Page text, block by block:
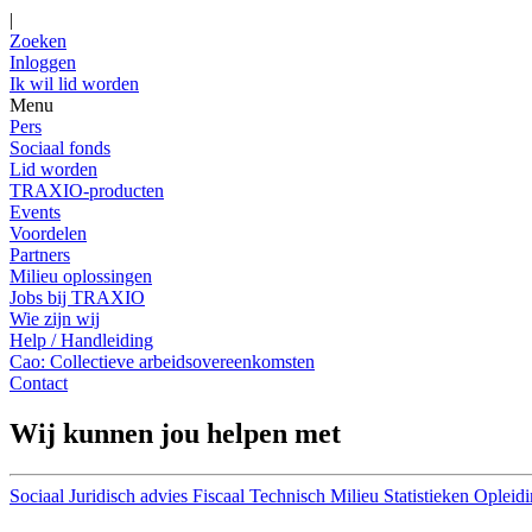
|
Zoeken
Inloggen
Ik wil lid worden
Menu
Pers
Sociaal fonds
Lid worden
TRAXIO-producten
Events
Voordelen
Partners
Milieu oplossingen
Jobs bij TRAXIO
Wie zijn wij
Help / Handleiding
Cao: Collectieve arbeidsovereenkomsten
Contact
Wij kunnen jou helpen met
Sociaal Juridisch advies Fiscaal Technisch Milieu Statistieken